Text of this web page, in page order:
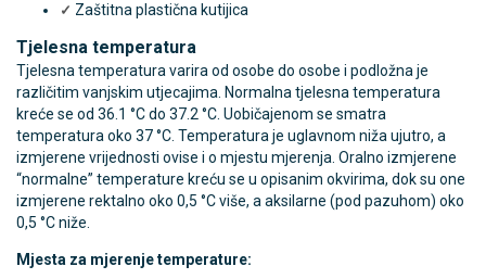
✓ Zaštitna plastična kutijica
Tjelesna temperatura
Tjelesna temperatura varira od osobe do osobe i podložna je
različitim vanjskim utjecajima. Normalna tjelesna temperatura
kreće se od 36.1 °C do 37.2 °C. Uobičajenom se smatra
temperatura oko 37 °C. Temperatura je uglavnom niža ujutro, a
izmjerene vrijednosti ovise i o mjestu mjerenja. Oralno izmjerene
“normalne” temperature kreću se u opisanim okvirima, dok su one
izmjerene rektalno oko 0,5 °C više, a aksilarne (pod pazuhom) oko
0,5 °C niže.
Mjesta za mjerenje temperature: